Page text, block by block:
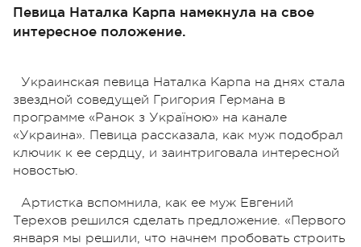
Певица Наталка Карпа намекнула на свое
интересное положение.
Украинская певица Наталка Карпа на днях стала
звездной соведущей Григория Германа в
программе «Ранок з Україною» на канале
«Украина». Певица рассказала, как муж подобрал
ключик к ее сердцу, и заинтриговала интересной
новостью.
Артистка вспомнила, как ее муж Евгений
Терехов решился сделать предложение. «Первого
января мы решили, что начнем пробовать строить